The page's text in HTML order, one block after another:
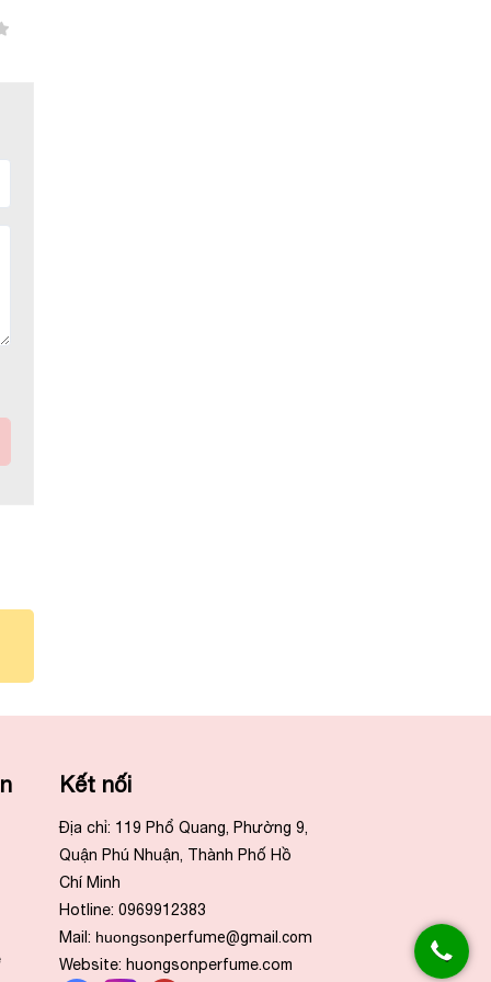
Kết nối
Địa chỉ: 119 Phổ Quang, Phường 9,
Quận Phú Nhuận, Thành Phố Hồ
Chí Minh
Hotline: 0969912383
Mail: huongsonperfume@gmail.com
Website: huongsonperfume.com